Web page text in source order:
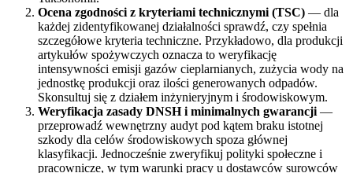
Ocena zgodności z kryteriami technicznymi (TSC) — dla
każdej zidentyfikowanej działalności sprawdź, czy spełnia
szczegółowe kryteria techniczne. Przykładowo, dla produkcji
artykułów spożywczych oznacza to weryfikację
intensywności emisji gazów cieplarnianych, zużycia wody na
jednostkę produkcji oraz ilości generowanych odpadów.
Skonsultuj się z działem inżynieryjnym i środowiskowym.
Weryfikacja zasady DNSH i minimalnych gwarancji —
przeprowadź wewnętrzny audyt pod kątem braku istotnej
szkody dla celów środowiskowych spoza głównej
klasyfikacji. Jednocześnie zweryfikuj polityki społeczne i
pracownicze, w tym warunki pracy u dostawców surowców